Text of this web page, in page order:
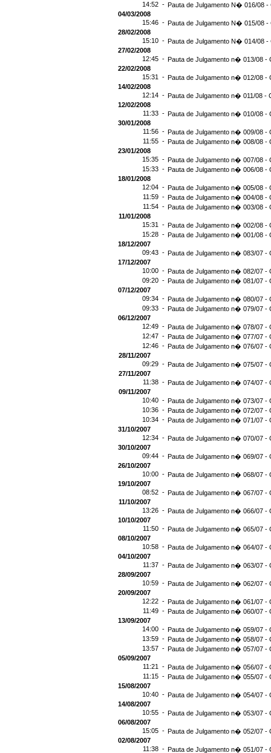
14:52 - Pauta de Julgamento N� 016/08 -
04/03/2008
15:46 - Pauta de Julgamento N� 015/08 -
28/02/2008
15:10 - Pauta de Julgamento N� 014/08 -
27/02/2008
12:45 - Pauta de Julgamento n� 013/08 -
22/02/2008
15:31 - Pauta de Julgamento n� 012/08 -
14/02/2008
12:14 - Pauta de Julgamento n� 011/08 -
12/02/2008
11:33 - Pauta de Julgamento n� 010/08 -
30/01/2008
11:56 - Pauta de Julgamento n� 009/08 -
11:55 - Pauta de Julgamento n� 008/08 -
23/01/2008
15:35 - Pauta de Julgamento n� 007/08 -
15:33 - Pauta de Julgamento n� 006/08 -
18/01/2008
12:04 - Pauta de Julgamento n� 005/08 -
11:59 - Pauta de Julgamento n� 004/08 -
11:54 - Pauta de Julgamento n� 003/08 -
11/01/2008
15:31 - Pauta de Julgamento n� 002/08 -
15:28 - Pauta de Julgamento n� 001/08 -
18/12/2007
09:43 - Pauta de Julgamento n� 083/07 -
17/12/2007
10:00 - Pauta de Julgamento n� 082/07 -
09:20 - Pauta de Julgamento n� 081/07 -
07/12/2007
09:34 - Pauta de Julgamento n� 080/07 -
09:33 - Pauta de Julgamento n� 079/07 -
06/12/2007
12:49 - Pauta de Julgamento n� 078/07 -
12:47 - Pauta de Julgamento n� 077/07 -
12:46 - Pauta de Julgamento n� 076/07 -
28/11/2007
09:29 - Pauta de Julgamento n� 075/07 -
27/11/2007
11:38 - Pauta de Julgamento n� 074/07 -
09/11/2007
10:40 - Pauta de Julgamento n� 073/07 -
10:36 - Pauta de Julgamento n� 072/07 -
10:34 - Pauta de Julgamento n� 071/07 -
31/10/2007
12:34 - Pauta de Julgamento n� 070/07 -
30/10/2007
09:44 - Pauta de Julgamento n� 069/07 -
26/10/2007
10:00 - Pauta de Julgamento n� 068/07 -
19/10/2007
08:52 - Pauta de Julgamento n� 067/07 -
11/10/2007
13:26 - Pauta de Julgamento n� 066/07 -
10/10/2007
11:50 - Pauta de Julgamento n� 065/07 -
08/10/2007
10:58 - Pauta de Julgamento n� 064/07 -
04/10/2007
11:37 - Pauta de Julgamento n� 063/07 -
28/09/2007
10:59 - Pauta de Julgamento n� 062/07 -
20/09/2007
12:22 - Pauta de Julgamento n� 061/07 -
11:49 - Pauta de Julgamento n� 060/07 -
13/09/2007
14:00 - Pauta de Julgamento n� 059/07 -
13:59 - Pauta de Julgamento n� 058/07 -
13:57 - Pauta de Julgamento n� 057/07 -
05/09/2007
11:21 - Pauta de Julgamento n� 056/07 -
11:15 - Pauta de Julgamento n� 055/07 -
15/08/2007
10:40 - Pauta de Julgamento n� 054/07 -
14/08/2007
10:55 - Pauta de Julgamento n� 053/07 -
06/08/2007
15:05 - Pauta de Julgamento n� 052/07 -
02/08/2007
11:38 - Pauta de Julgamento n� 051/07 -